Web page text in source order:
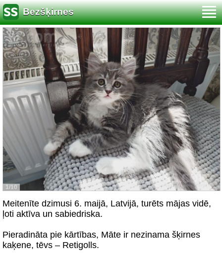
Bezšķirnes
1/10
Meitenīte dzimusi 6. maijā, Latvijā, turēts mājas vidē,
ļoti aktīva un sabiedriska.
Pieradināta pie kārtības, Māte ir nezinama šķirnes
kaķene, tēvs – Retigolls.